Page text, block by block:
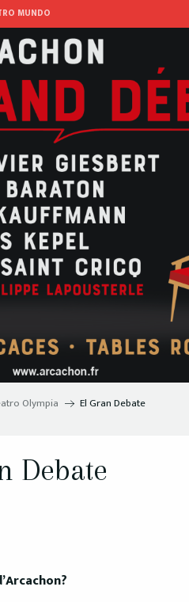
MUNDO
Olympia El Gran Debate
Debate